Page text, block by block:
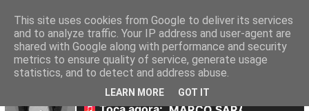
This site uses cookies from Google to deliver its services
and to analyze traffic. Your IP address and user-agent are
shared with Google along with performance and security
metrics to ensure quality of service, generate usage
statistics, and to detect and address abuse.
LEARN MORE GOT IT